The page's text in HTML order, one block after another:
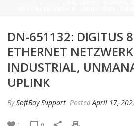
DN-651132: DIGITUS 8
ETHERNET
INDUSTRIAL,
UPLINK
BySoftBay Support PostedApril 17,
1 0